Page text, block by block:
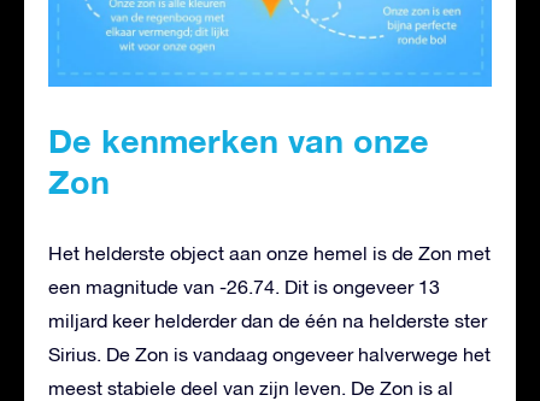
De kenmerken van onze
Zon
Het helderste object aan onze hemel is de Zon met
een magnitude van -26.74. Dit is ongeveer 13
miljard keer helderder dan de één na helderste ster
Sirius. De Zon is vandaag ongeveer halverwege het
meest stabiele deel van zijn leven. De Zon is al